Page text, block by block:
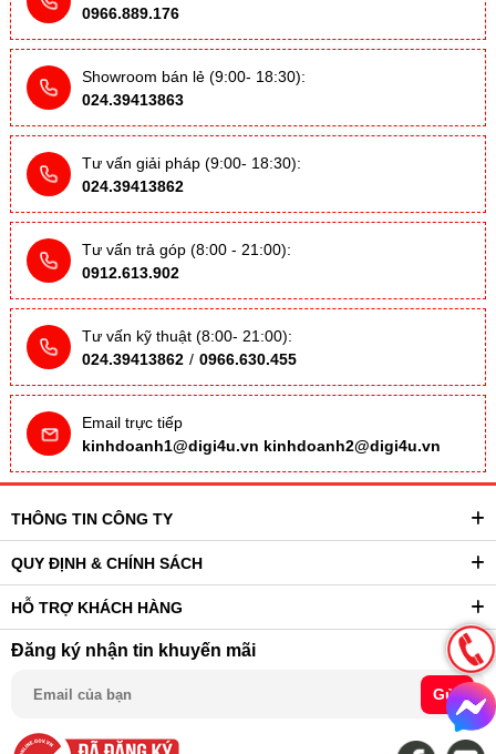
0966.889.176
Showroom bán lẻ (9:00- 18:30):
024.39413863
Tư vấn giải pháp (9:00- 18:30):
024.39413862
Tư vấn trả góp (8:00 - 21:00):
0912.613.902
Tư vấn kỹ thuật (8:00- 21:00):
024.39413862 / 0966.630.455
Email trực tiếp
kinhdoanh1@digi4u.vn kinhdoanh2@digi4u.vn
THÔNG TIN CÔNG TY
QUY ĐỊNH & CHÍNH SÁCH
HỖ TRỢ KHÁCH HÀNG
Đăng ký nhận tin khuyến mãi
Gửi